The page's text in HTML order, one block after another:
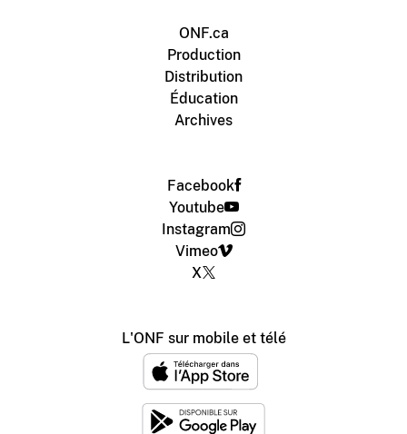
ONF.ca
Production
Distribution
Éducation
Archives
Facebook
Youtube
Instagram
Vimeo
X
L'ONF sur mobile et télé